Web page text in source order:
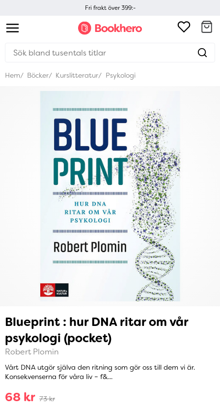
Fri frakt över 399:-
Hem Böcker Kurslitteratur Psykologi
Blueprint : hur DNA ritar om vår
psykologi (pocket)
Robert Plomin
Vårt DNA utgör själva den ritning som gör oss till dem vi är.
Konsekvenserna för våra liv – f&...
68 kr 73 kr